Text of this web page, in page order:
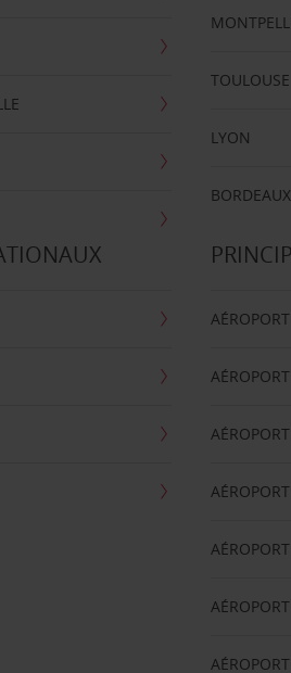
TOULOUSE
LYON
BORDEAUX